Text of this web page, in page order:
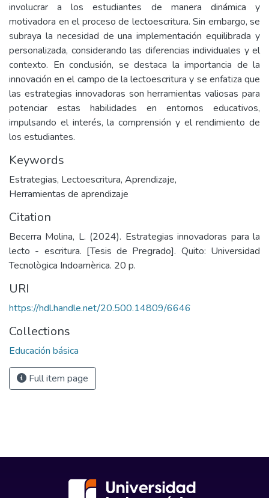
involucrar a los estudiantes de manera dinámica y
motivadora en el proceso de lectoescritura. Sin embargo, se
subraya la necesidad de una implementación equilibrada y
personalizada, considerando las diferencias individuales y el
contexto. En conclusión, se destaca la importancia de la
innovación en el campo de la lectoescritura y se enfatiza que
las estrategias innovadoras son herramientas valiosas para
potenciar estas habilidades en entornos educativos,
impulsando el interés, la comprensión y el rendimiento de
los estudiantes.
Keywords
Estrategias, Lectoescritura, Aprendizaje,
Herramientas de aprendizaje
Citation
Becerra Molina, L. (2024). Estrategias innovadoras para la
lecto - escritura. [Tesis de Pregrado]. Quito: Universidad
Tecnològica Indoamèrica. 20 p.
URI
https://hdl.handle.net/20.500.14809/6646
Collections
Educación básica
Full item page